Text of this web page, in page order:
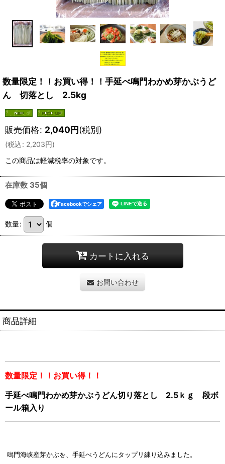
数量限定！！お買い得！！手延べ鳴門わかめ芽かぶうど
ん 切落とし 2.5kg
販売価格: 2,040円(税別)
(税込: 2,203円)
この商品は軽減税率の対象です。
在庫数 35個
Facebookでシェア
数量: 個
カートに入れる
お問い合わせ
商品詳細
数量限定！！お買い得！！
手延べ鳴門わかめ芽かぶうどん切り落とし 2.5ｋｇ 段ボ
ール箱入り
鳴門海峡産芽かぶを、手延べうどんにタップリ練り込みました。